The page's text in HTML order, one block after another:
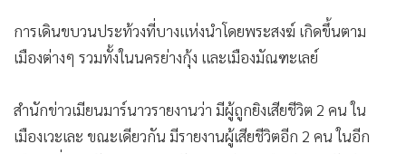
การเดินขบวนประท้วงที่บางแห่งนำโดยพระสงฆ์ เกิดขึ้นตาม
เมืองต่างๆ รวมทั้งในนครย่างกุ้ง และเมืองมัณฑะเลย์
สำนักข่าวเมียนมาร์นาวรายงานว่า มีผู้ถูกยิงเสียชีวิต 2 คน ใน
เมืองเวะเละ ขณะเดียวกัน มีรายงานผู้เสียชีวิตอีก 2 คน ในอีก